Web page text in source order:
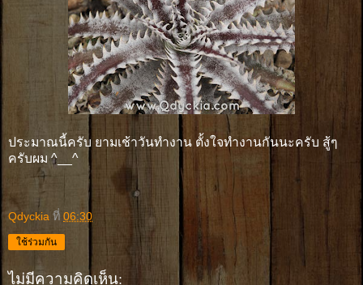
ประมาณนี้ครับ ยามเช้าวันทำงาน ตั้งใจทำงานกันนะครับ สู้ๆ
ครับผม ^__^
Qdyckia ที่ 06:30
ใช้ร่วมกัน
ไม่มีความคิดเห็น: